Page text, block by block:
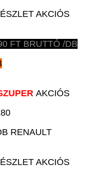
AKCIÓS
FT BRUTTÓ /DB
AKCIÓS
RENAULT
AKCIÓS